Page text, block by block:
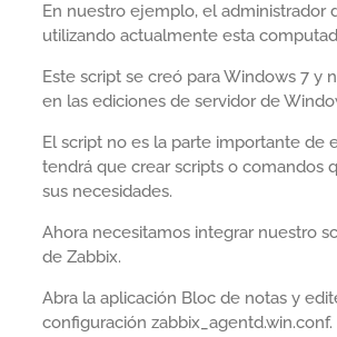
En nuestro ejemplo, el administrador
utilizando actualmente esta
Este script se creó para Windows 7 y
en las ediciones de servidor de
El script no es la parte importante de
tendrá que crear scripts o comandos
sus necesidades.
Ahora necesitamos integrar nuestro
de Zabbix.
Abra la aplicación Bloc de notas y
configuración zabbix_agentd.win.conf.